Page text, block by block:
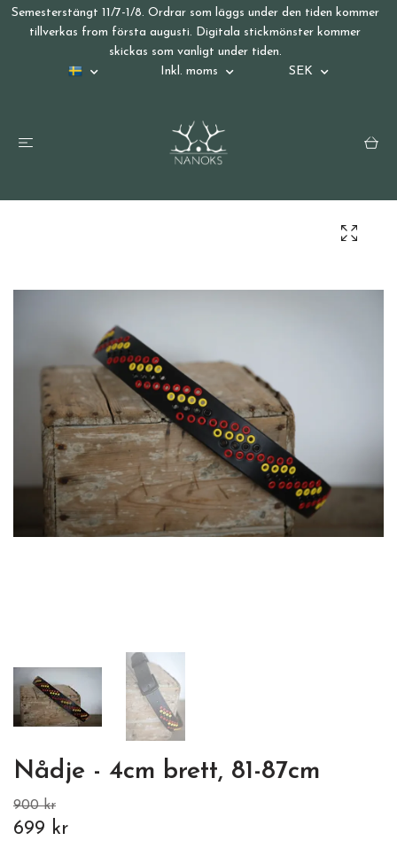
Semesterstängt 11/7-1/8. Ordrar som läggs under den tiden kommer
tillverkas from första augusti. Digitala stickmönster kommer
skickas som vanligt under tiden.
Inkl. moms
SEK
Nådje - 4cm brett, 81-87cm
900 kr
699 kr